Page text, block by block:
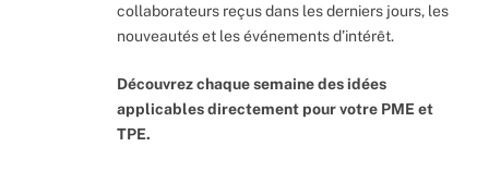
collaborateurs reçus dans les derniers jours, les
nouveautés et les événements d’intérêt.
Découvrez chaque semaine des idées
applicables directement pour votre PME et
TPE.